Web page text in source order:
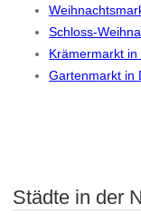
Schloss-
Krämermarkt
Gartenmarkt in
Städte in der